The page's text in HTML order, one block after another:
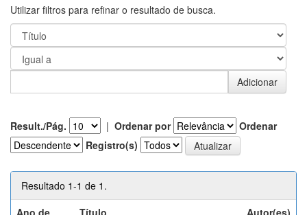
Utilizar filtros para refinar o resultado de busca.
Result./Pág. | Ordenar por
Ordenar
Registro(s)
Resultado 1-1 de 1.
Ano de
Título Autor(es)